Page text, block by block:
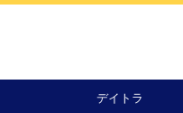
デイトラ